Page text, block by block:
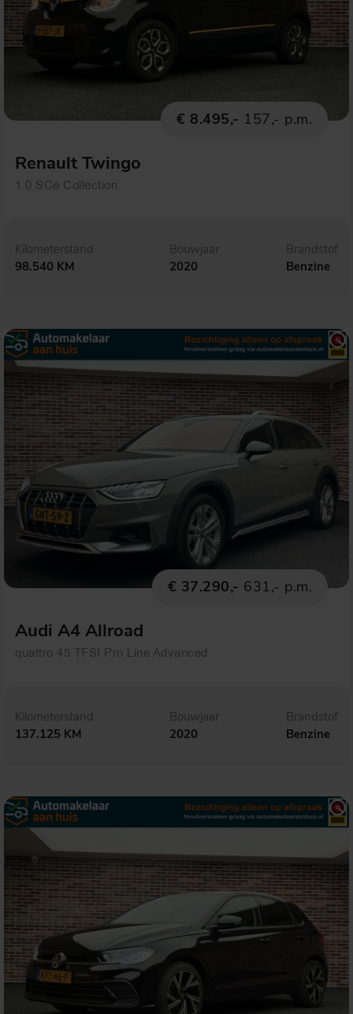
€ 8.495,- 157,- p.m.
Renault Twingo
1.0 SCe Collection
Kilometerstand
98.540 KM
Bouwjaar
2020
Brandstof
Benzine
€ 37.290,- 631,- p.m.
Audi A4 Allroad
quattro 45 TFSI Pro Line Advanced
Kilometerstand
137.125 KM
Bouwjaar
2020
Brandstof
Benzine